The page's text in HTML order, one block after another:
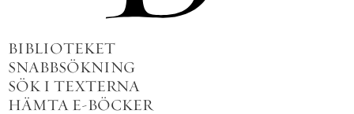
BIBLIOTEKET
SNABBSÖKNING
SÖK I TEXTERNA
HÄMTA E-BÖCKER